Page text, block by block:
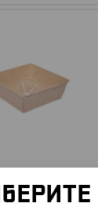
мл, крафт